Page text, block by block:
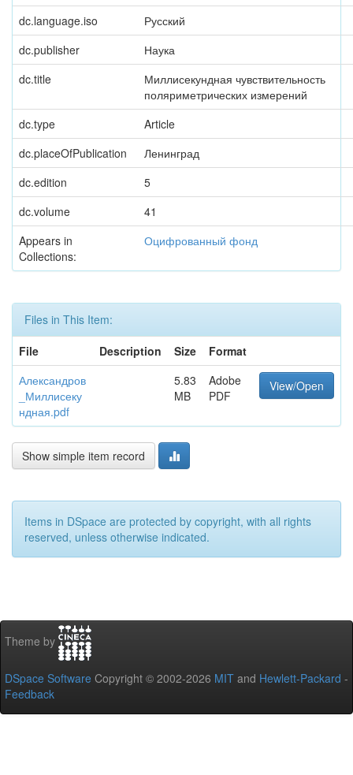
dc.language.iso
Русский
dc.publisher
Наука
dc.title
Миллисекундная чувствительность
поляриметрических измерений
dc.type
Article
dc.placeOfPublication
Ленинград
dc.edition
5
dc.volume
41
Appears in
Collections:
Оцифрованный фонд
Files in This Item:
File
Description Size
Format
Александров
_Миллисеку
ндная.pdf
5.83
MB
Adobe
PDF
View/Open
Show simple item record
Items in DSpace are protected by copyright, with all rights
reserved, unless otherwise indicated.
Theme by
DSpace Software Copyright © 2002-2026 MIT and Hewlett-Packard -
Feedback